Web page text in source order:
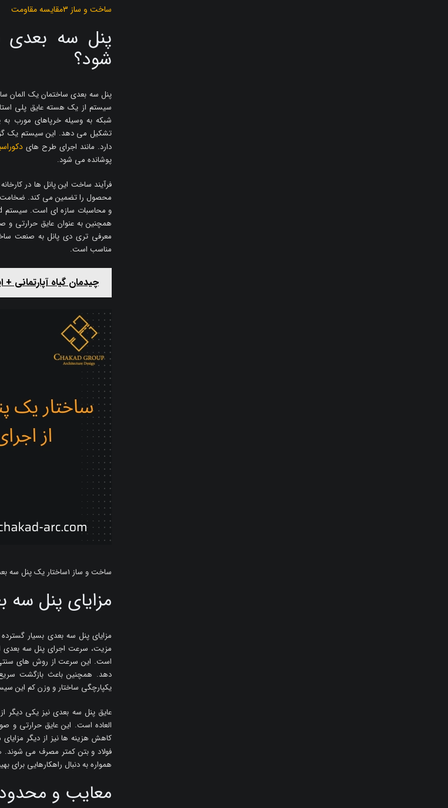
ساخت و ساز 3مقایسه مقاومت
پنل سه
شود؟
پنل سه بعدی ساختمان یک المان
سیستم از یک هسته عایق پلی
شبکه به وسیله خرپاهای مورب
تشکیل می دهد. این سیستم یک
دارد. مانند اجرای طرح های
پوشانده می شود.
فرآیند ساخت این پانل ها در
محصول را تضمین می کند. ضخامت
همچنین به عنوان عایق حرارتی
مناسب است.
چیدمان گیاه آپارتمانی +
ساخت و ساز 1ساختار یک پنل سه بعدی قبل از اجرای بتن پاشی
مزایای پنل
مزایای پنل سه بعدی بسیار
مزیت، سرعت اجرای پنل سه
است. این سرعت از روش های سنتی
دهد. همچنین باعث بازگشت
یکپارچگی ساختار و وزن کم این
عایق پنل سه بعدی نیز یکی دیگر
العاده است. این عایق حرارتی
کاهش هزینه ها نیز از دیگر
فولاد و بتن کمتر مصرف می
همواره به دنبال راهکارهایی برای
معایب و